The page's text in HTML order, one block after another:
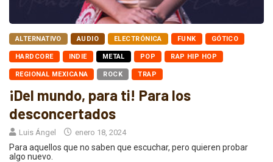
ALTERNATIVO AUDIO ELECTRÓNICA FUNK GÓTICO
HARDCORE INDIE METAL POP RAP HIP HOP
REGIONAL MEXICANA ROCK TRAP
¡Del mundo, para ti! Para los
desconcertados
Luis Ángel enero 18, 2024
Para aquellos que no saben que escuchar, pero quieren probar
algo nuevo.